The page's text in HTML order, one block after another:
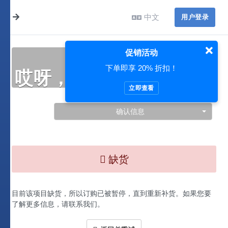
中文 用户登录
哎呀，此处出现了问题…
确认信息
缺货
目前该项目缺货，所以订购已被暂停，直到重新补货。如果您要
了解更多信息，请联系我们。
促销活动
下单即享 20% 折扣！
立即查看